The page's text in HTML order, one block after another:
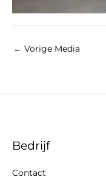
← Vorige Media
Bedrijf
Contact